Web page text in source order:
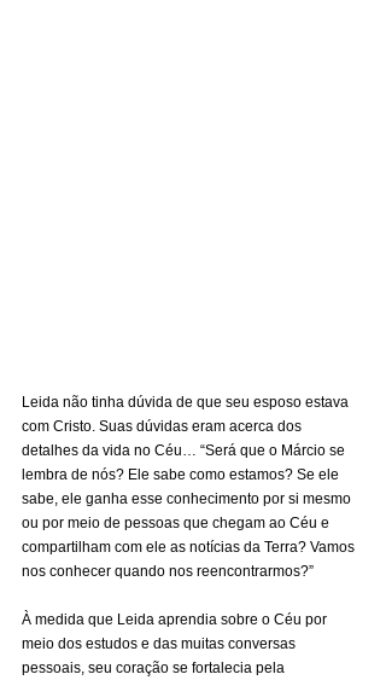
Leida não tinha dúvida de que seu esposo estava
com Cristo. Suas dúvidas eram acerca dos
detalhes da vida no Céu… “Será que o Márcio se
lembra de nós? Ele sabe como estamos? Se ele
sabe, ele ganha esse conhecimento por si mesmo
ou por meio de pessoas que chegam ao Céu e
compartilham com ele as notícias da Terra? Vamos
nos conhecer quando nos reencontrarmos?”
​À medida que Leida aprendia sobre o Céu por
meio dos estudos e das muitas conversas
pessoais, seu coração se fortalecia pela